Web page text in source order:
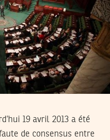
19 avril 2013 a été
de consensus entre